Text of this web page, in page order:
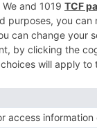
con
con
la provincia
Extremadura.